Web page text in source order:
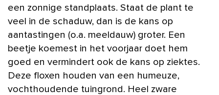
een zonnige standplaats. Staat de plant te
veel in de schaduw, dan is de kans op
aantastingen (o.a. meeldauw) groter. Een
beetje koemest in het voorjaar doet hem
goed en vermindert ook de kans op ziektes.
Deze floxen houden van een humeuze,
vochthoudende tuingrond. Heel zware